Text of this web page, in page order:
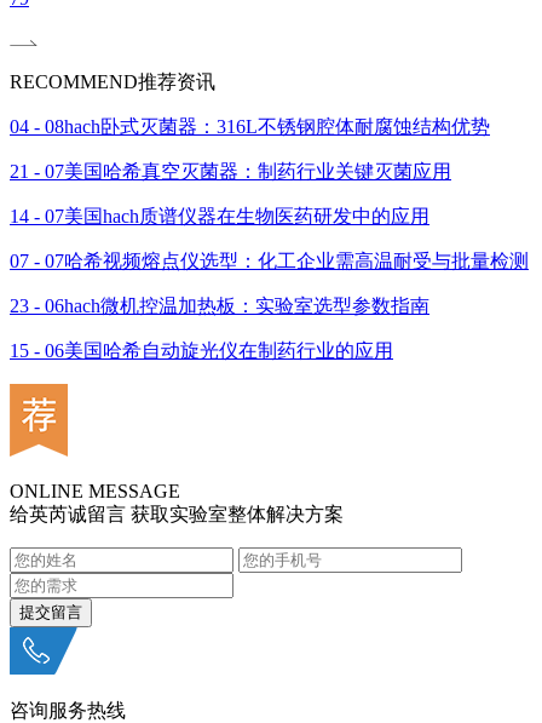
RECOMMEND推荐资讯
04 - 08hach卧式灭菌器：316L不锈钢腔体耐腐蚀结构优势
21 - 07美国哈希真空灭菌器：制药行业关键灭菌应用
14 - 07美国hach质谱仪器在生物医药研发中的应用
07 - 07哈希视频熔点仪选型：化工企业需高温耐受与批量检测
23 - 06hach微机控温加热板：实验室选型参数指南
15 - 06美国哈希自动旋光仪在制药行业的应用
ONLINE MESSAGE
给英芮诚留言 获取实验室整体解决方案
咨询服务热线